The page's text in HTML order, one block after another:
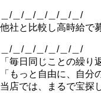
＿/＿/＿/＿/＿/＿/＿/
他社と比較し高時給で
＿/＿/＿/＿/＿/＿/＿/
「毎日同じことの繰
「もっと自由に、自
当店では、まるで宝探